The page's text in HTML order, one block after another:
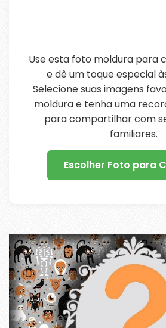
Use esta foto moldura para
e dê um toque especial
Selecione suas imagens
moldura e tenha uma
para compartilhar com
familiares.
Escolher Foto para